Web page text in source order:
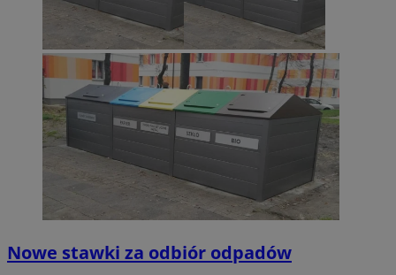
Nowe stawki za odbiór odpadów